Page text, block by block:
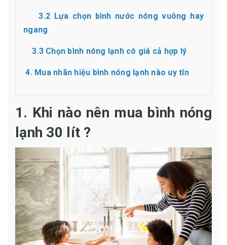
3.2 Lựa chọn bình nước nóng vuông hay
ngang
3.3 Chọn bình nóng lạnh có giá cả hợp lý
4. Mua nhãn hiệu bình nóng lạnh nào uy tín
1. Khi nào nên mua bình nóng
lạnh 30 lít ?